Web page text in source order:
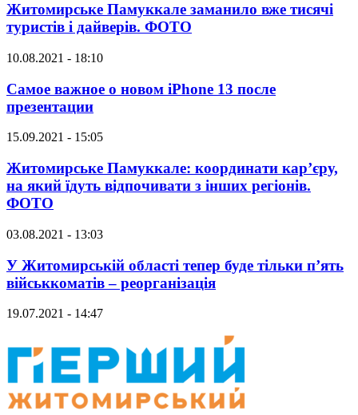
Житомирське Памуккале заманило вже тисячі
туристів і дайверів. ФОТО
10.08.2021 - 18:10
Самое важное о новом iPhone 13 после
презентации
15.09.2021 - 15:05
Житомирське Памуккале: координати кар’єру,
на який їдуть відпочивати з інших регіонів.
ФОТО
03.08.2021 - 13:03
У Житомирській області тепер буде тільки п’ять
військкоматів – реорганізація
19.07.2021 - 14:47